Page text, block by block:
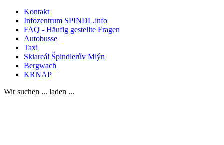
Kontakt
Infozentrum SPINDL.info
FAQ - Häufig gestellte Fragen
Autobusse
Taxi
Skiareál Špindlerův Mlýn
Bergwach
KRNAP
Wir suchen ... laden ...